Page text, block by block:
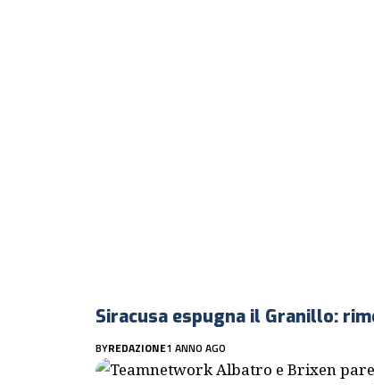
Siracusa espugna il Granillo:
BYREDAZIONE1 ANNO AGO